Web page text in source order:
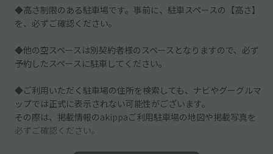
◆高さ制限のある駐車場です。事前に、駐車スペースの【高さ】
を、必ずご確認ください。
◆他の空スペースは別契約者様のスペースとなりますので、必ず
予約したスペースに駐車してください。
◆ご利用いただく駐車場の住所を検索しても、ナビやグーグルマ
ップでは正式に表示されない可能性がございます。
その際は、掲載情報のakippaご利用駐車場の地図や掲載写真を
必ずご確認ください。